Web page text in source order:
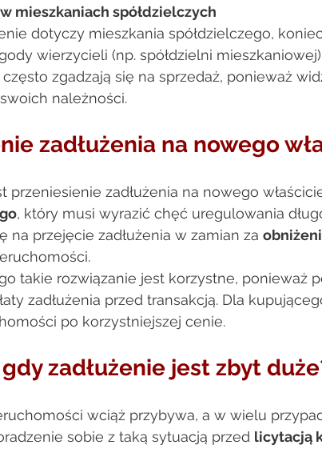
mieszkaniach spółdzielczych
dotyczy mieszkania spółdzielczego,
wierzycieli (np. spółdzielni
zgadzają się na sprzedaż, ponieważ
należności.
zadłużenia na nowego
przeniesienie zadłużenia na nowego
, który musi wyrazić chęć uregulowania
na przejęcie zadłużenia w zamian za
takie rozwiązanie jest korzystne, ponieważ
zadłużenia przed transakcją. Dla
po korzystniejszej cenie.
zadłużenie jest zbyt
wciąż przybywa, a w wielu
sobie z taką sytuacją przed licytacją